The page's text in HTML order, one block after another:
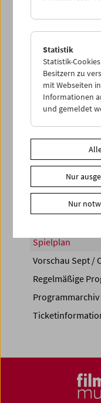
PROGRAMM
Share on
Spielplan
Vorschau Sept /
Regelmäßige
Programmarchiv
Statistik
Statistik-
Besitzern zu
mit Webseiten
Informationen
und gemeldet
Nur
Nur